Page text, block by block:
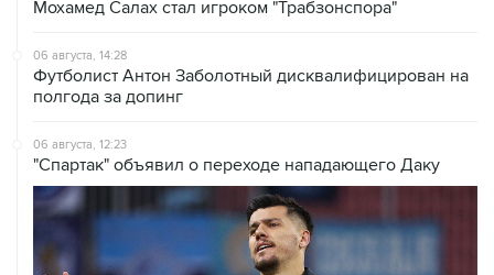
Мохамед Салах стал игроком "Трабзонспора"
06 августа, 14:28
Футболист Антон Заболотный дисквалифицирован на
полгода за допинг
06 августа, 12:23
"Спартак" объявил о переходе нападающего Даку